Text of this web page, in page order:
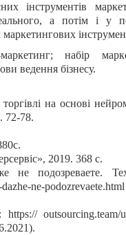
інструментів
а потім і у
набір
ведення бізнесу.
на основі
72-78.
2019. 368 с.
подозреваете.
dazhe-ne-
outsourcing.team/